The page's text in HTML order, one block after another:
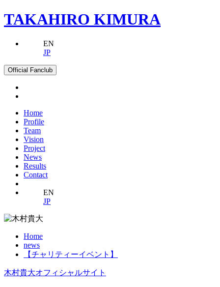
TAKAHIRO KIMURA
EN
JP
Official Fanclub
Home
Profile
Team
Vision
Project
News
Results
Contact
EN
JP
Home
news
【チャリティーイベント】
木村貴大オフィシャルサイト